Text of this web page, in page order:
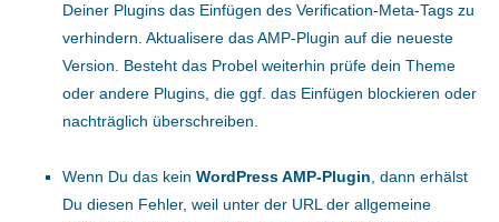
Deiner Plugins das Einfügen des Verification-Meta-Tags zu
verhindern. Aktualisere das AMP-Plugin auf die neueste
Version. Besteht das Probel weiterhin prüfe dein Theme
oder andere Plugins, die ggf. das Einfügen blockieren oder
nachträglich überschreiben.
Wenn Du das kein WordPress AMP-Plugin , dann erhälst
Du diesen Fehler, weil unter der URL der allgemeine